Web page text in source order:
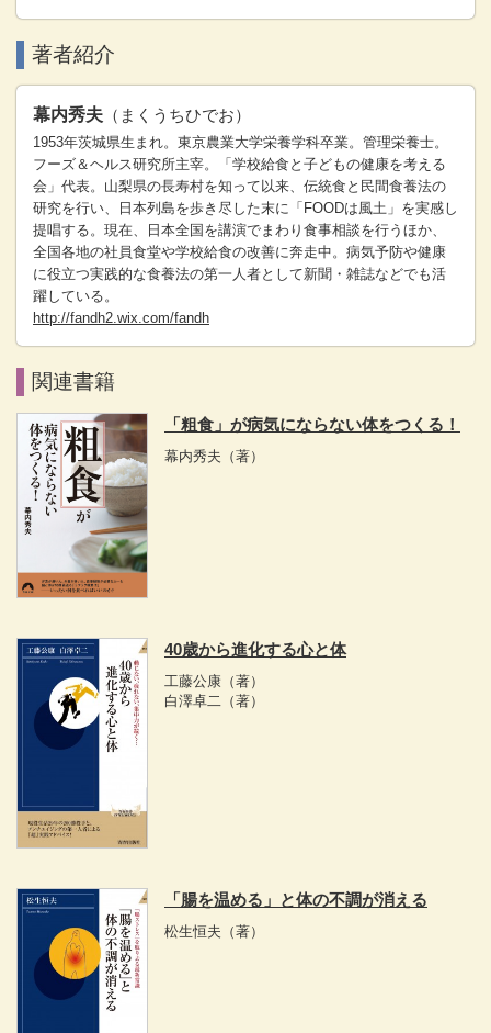
著者紹介
幕内秀夫 （まくうちひでお）
1953年茨城県生まれ。東京農業大学栄養学科卒業。管理栄養士。
フーズ＆ヘルス研究所主宰。「学校給食と子どもの健康を考える
会」代表。山梨県の長寿村を知って以来、伝統食と民間食養法の
研究を行い、日本列島を歩き尽した末に「FOODは風土」を実感し
提唱する。現在、日本全国を講演でまわり食事相談を行うほか、
全国各地の社員食堂や学校給食の改善に奔走中。病気予防や健康
に役立つ実践的な食養法の第一人者として新聞・雑誌などでも活
躍している。
http://fandh2.wix.com/fandh
関連書籍
「粗食」が病気にならない体をつくる！
幕内秀夫 （著）
40歳から進化する心と体
工藤公康 （著）
白澤卓二
（著）
「腸を温める」と体の不調が消える
松生恒夫 （著）